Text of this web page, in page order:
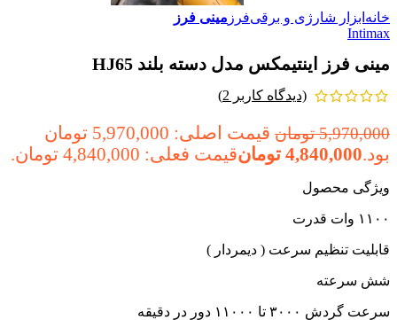
خانهابزار شارژی و برقیفرز مینی فرز
Intimax
مینی فرز اینتیمکس مدل دسته بلند HJ65
(دیدگاه کاربر 2
)
5,970,000 تومان
قیمت اصلی: 5,970,000 تومان
بود.4,840,000 تومانقیمت فعلی: 4,840,000 تومان.
ویژگی محصول
۱۱۰۰ وات قدرت
قابلیت تنظیم سرعت ( دیمردار )
شش سرعته
سرعت گردش ۳۰۰۰ تا ۱۱۰۰۰ دور در دقیقه